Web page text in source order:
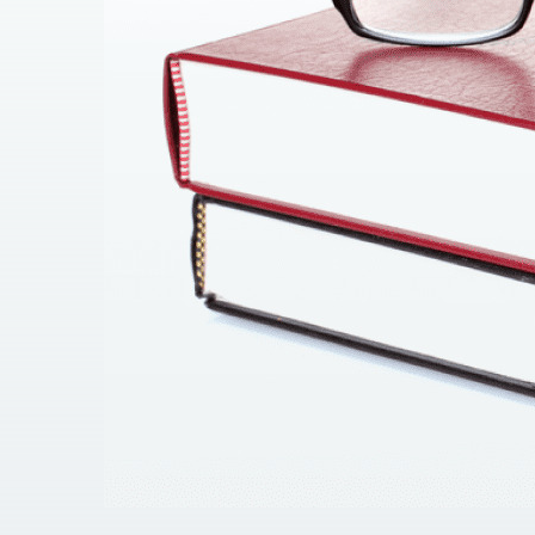
– Повнота і правильність, своєчасність
Правильність і повнота підготовки первинних
Тлумачення податкового законодавства при
3. Аналіз юридичної складової – якість
штрафів, здатності компанії захищати;
4. Співвідношення існуючих систем обліку та